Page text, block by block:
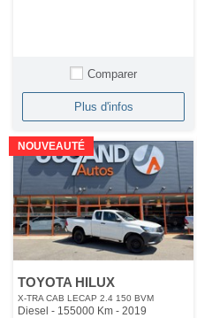
Comparer
Plus d'infos
NOUVEAUTÉ
TOYOTA HILUX
X-TRA CAB LECAP 2.4 150 BVM
Diesel - 155000 Km - 2019